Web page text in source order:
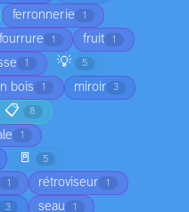
ferronnerie 1
fourrure 1 fruit 1
1 💡 5
bois 1 miroir 3
📋 8
1
🚪 5
1 rétroviseur 1
3 seau 1